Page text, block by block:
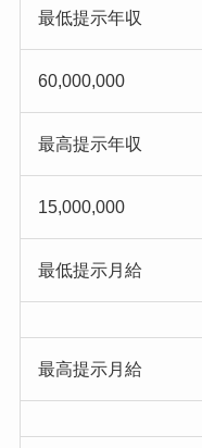
最低提示年収
60,000,000
最高提示年収
15,000,000
最低提示月給
最高提示月給